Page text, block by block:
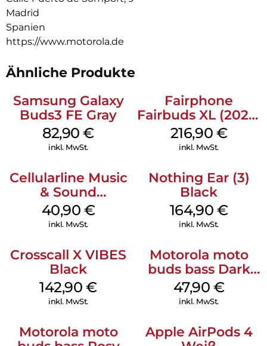
Madrid
Spanien
https://www.motorola.de
Ähnliche Produkte
Samsung Galaxy
Buds3 FE Gray
82,90€
inkl. MwSt.
Fairphone
Fairbuds XL (2025)
Horizon Black
216,90 €
inkl. MwSt.
Cellularline Music
& Sound
Bluetooth
Headphone MAXI
40,90 €
inkl. MwSt.
Nothing Ear (3)
Black
164,90 €
inkl. MwSt.
Crosscall X VIBES
Black
142,90€
inkl. MwSt.
Motorola moto
buds bass Dark
Shadow
47,90 €
inkl. MwSt.
Motorola moto
Apple AirPods 4